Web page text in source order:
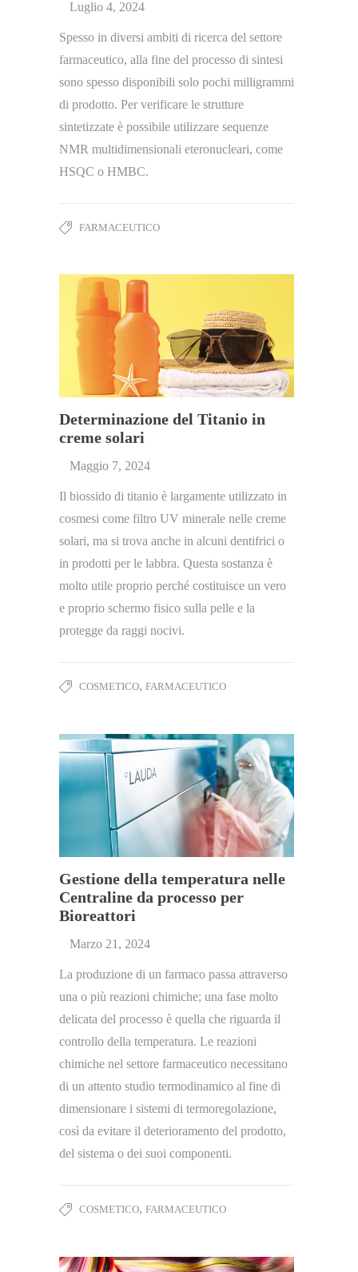
Luglio 4, 2024
Spesso in diversi ambiti di ricerca del settore
farmaceutico, alla fine del processo di sintesi
sono spesso disponibili solo pochi milligrammi
di prodotto. Per verificare le strutture
sintetizzate è possibile utilizzare sequenze
NMR multidimensionali eteronucleari, come
HSQC o HMBC.
FARMACEUTICO
Determinazione del Titanio in
creme solari
Maggio 7, 2024
Il biossido di titanio è largamente utilizzato in
cosmesi come filtro UV minerale nelle creme
solari, ma si trova anche in alcuni dentifrici o
in prodotti per le labbra. Questa sostanza è
molto utile proprio perché costituisce un vero
e proprio schermo fisico sulla pelle e la
protegge da raggi nocivi.
COSMETICO, FARMACEUTICO
Gestione della temperatura nelle
Centraline da processo per
Bioreattori
Marzo 21, 2024
La produzione di un farmaco passa attraverso
una o più reazioni chimiche; una fase molto
delicata del processo è quella che riguarda il
controllo della temperatura. Le reazioni
chimiche nel settore farmaceutico necessitano
di un attento studio termodinamico al fine di
dimensionare i sistemi di termoregolazione,
così da evitare il deterioramento del prodotto,
del sistema o dei suoi componenti.
COSMETICO, FARMACEUTICO